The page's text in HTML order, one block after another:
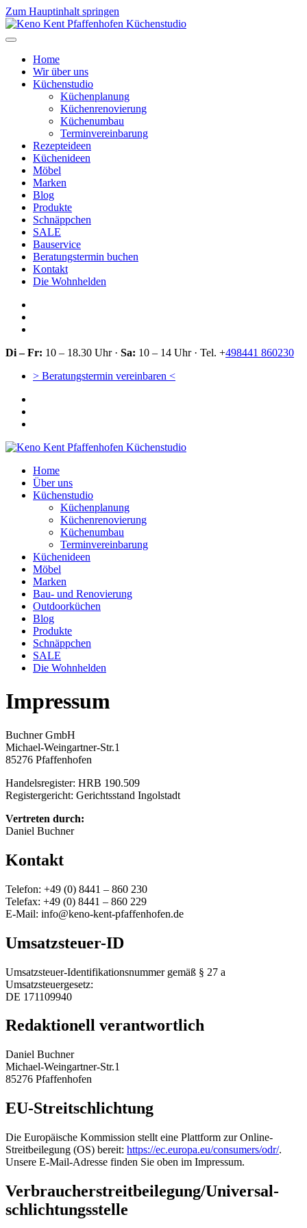
Zum Hauptinhalt springen
Home
Wir über uns
Küchenstudio
Küchenplanung
Küchenrenovierung
Küchenumbau
Terminvereinbarung
Rezepteideen
Küchenideen
Möbel
Marken
Blog
Produkte
Schnäppchen
SALE
Bauservice
Beratungstermin buchen
Kontakt
Die Wohnhelden
Di – Fr: 10 – 18.30 Uhr · Sa: 10 – 14 Uhr · Tel. +498441 860230
> Beratungstermin vereinbaren <
Home
Über uns
Küchenstudio
Küchenplanung
Küchenrenovierung
Küchenumbau
Terminvereinbarung
Küchenideen
Möbel
Marken
Bau- und Renovierung
Outdoorküchen
Blog
Produkte
Schnäppchen
SALE
Die Wohnhelden
Impressum
Buchner GmbH
Michael-Weingartner-Str.1
85276 Pfaffenhofen
Handelsregister: HRB 190.509
Registergericht: Gerichtsstand Ingolstadt
Vertreten durch:
Daniel Buchner
Kontakt
Telefon: +49 (0) 8441 – 860 230
Telefax: +49 (0) 8441 – 860 229
E-Mail: info@keno-kent-pfaffenhofen.de
Umsatzsteuer-ID
Umsatzsteuer-Identifikationsnummer gemäß § 27 a
Umsatzsteuergesetz:
DE 171109940
Redaktionell verantwortlich
Daniel Buchner
Michael-Weingartner-Str.1
85276 Pfaffenhofen
EU-Streitschlichtung
Die Europäische Kommission stellt eine Plattform zur Online-
Streitbeilegung (OS) bereit: https://ec.europa.eu/consumers/odr/.
Unsere E-Mail-Adresse finden Sie oben im Impressum.
Verbraucher­streit­beilegung/Universal­
schlichtungs­stelle